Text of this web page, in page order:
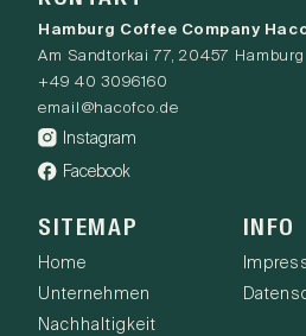
Hamburg Coffee Company
Am Sandtorkai 77, 20457 Hamburg
+49 40 3096160
email@hacofco.de
Instagram
Facebook
SITEMAP
Home
Unternehmen
Nachhaltigkeit
INFO